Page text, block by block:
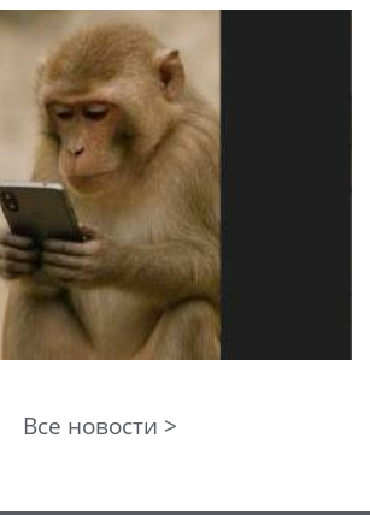
Все новости >